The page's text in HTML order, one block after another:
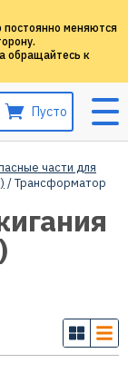
постоянно меняются
обращайтесь к
Пусто
части для
/ Трансформатор